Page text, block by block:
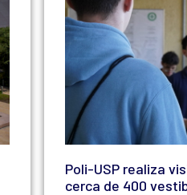
Poli-USP realiza
cerca de 400